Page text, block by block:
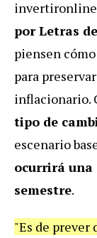
por Letras
piensen
para
inflacionario.
tipo de
escenario
ocurrirá una
semestre.
"Es de prever